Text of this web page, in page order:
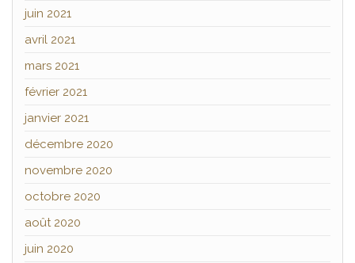
juin 2021
avril 2021
mars 2021
février 2021
janvier 2021
décembre 2020
novembre 2020
octobre 2020
août 2020
juin 2020